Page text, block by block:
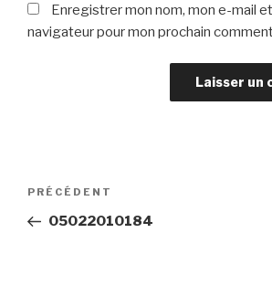
Enregistrer mon nom, mon e-mail
navigateur pour mon prochain
Navigation
l’article
Article
précédent
PRÉCÉDENT
05022010184